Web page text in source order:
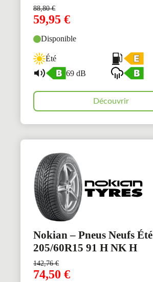
88,80€
59,95 €
Disponible
Été
69 dB
Découvrir
Nokian – Pneus Neufs Été
205/60R15 91 H NK H
142,76€
74,50 €